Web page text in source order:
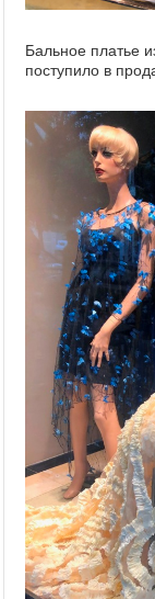
Бальное платье
поступило в